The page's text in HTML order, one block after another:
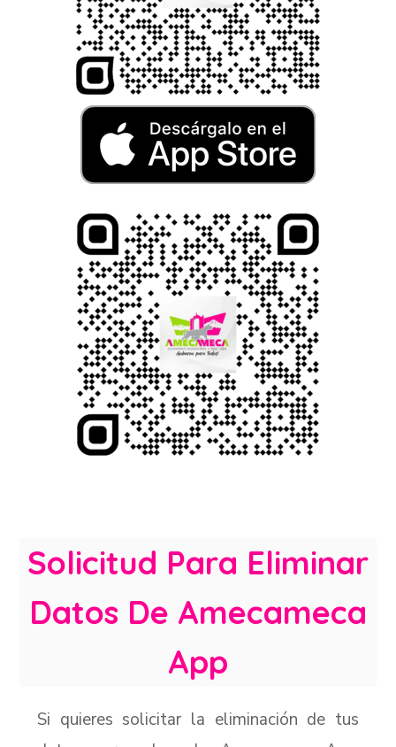
Solicitud Para Eliminar
Datos De Amecameca
App
Si quieres solicitar la eliminación de tus